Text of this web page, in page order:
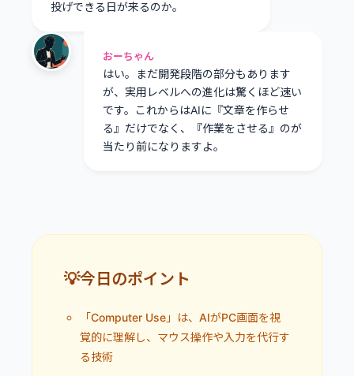
投げできる日が来るのか。
おーちゃん
はい。まだ開発段階の部分もあります
が、実用レベルへの進化は驚くほど速い
です。これからはAIに『文章を作らせ
る』だけでなく、『作業をさせる』のが
当たり前になりますよ。
💡今日のポイント
「Computer Use」は、AIがPC画面を視
覚的に理解し、マウス操作や入力を代行す
る技術